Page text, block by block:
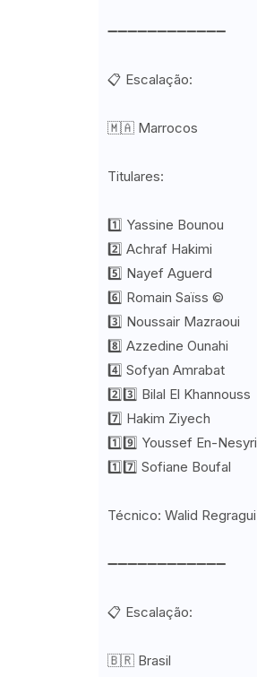
➖➖➖➖➖➖➖➖➖➖➖➖
📋 Escalação:
🇲🇦 Marrocos
Titulares:
1️⃣ Yassine Bounou
2️⃣ Achraf Hakimi
5️⃣ Nayef Aguerd
6️⃣ Romain Saïss ©️
3️⃣ Noussair Mazraoui
8️⃣ Azzedine Ounahi
4️⃣ Sofyan Amrabat
2️⃣3️⃣ Bilal El Khannouss
7️⃣ Hakim Ziyech
1️⃣9️⃣ Youssef En-Nesyri
1️⃣7️⃣ Sofiane Boufal
Técnico: Walid Regragui
➖➖➖➖➖➖➖➖➖➖➖➖
📋 Escalação:
🇧🇷 Brasil